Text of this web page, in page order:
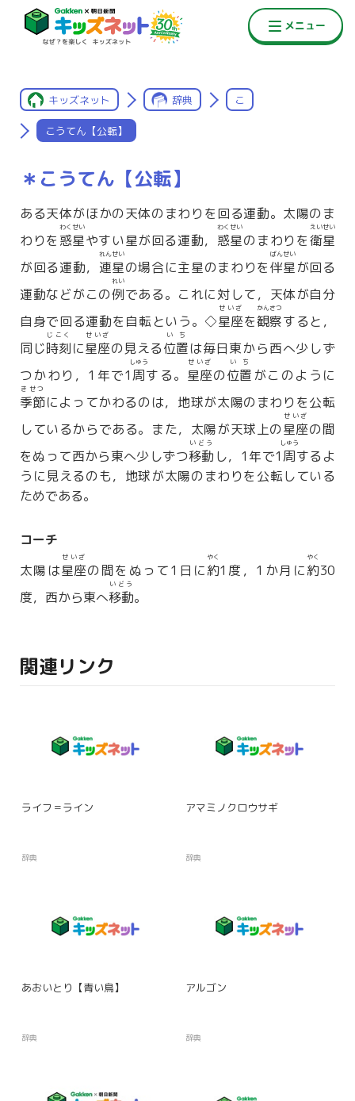
キッズネット 辞典 こ
こうてん【公転】
＊こうてん【公転】
ある天体がほかの天体のまわりを回る運動。太陽のま
わりを 惑星
わくせい
やすい星が回る運動， 惑星
わくせい
のまわりを衛星
えいせい
が回る運動， 連星
れんせい
の場合に主星のまわりを伴星
ばんせい
が回る
運動などがこの例
れい
である。これに対して，天体が自分
自身で回る運動を自転という。◇星座
せいざ
を観察
かんさつ
すると，
同じ時刻
じこく
に星座
せいざ
の見える位置
いち
は毎日東から西へ少しず
つかわり，1年で1周
しゅう
する。 星座
せいざ
の位置
いち
がこのように
季節
きせつ
によってかわるのは，地球が太陽のまわりを公転
しているからである。また，太陽が天球上の星座
せいざ
の間
をぬって西から東へ少しずつ移動
いどう
し，1年で1周
しゅう
するよ
うに見えるのも，地球が太陽のまわりを公転している
ためである。
コーチ
太陽は星座
せいざ
の間をぬって1日に約
やく
1度，1か月に約
やく
30
度，西から東へ移動
いどう
。
関連リンク
ライフ＝ライン
辞典
アマミノクロウサギ
辞典
あおいとり【青い鳥】
辞典
アルゴン
辞典